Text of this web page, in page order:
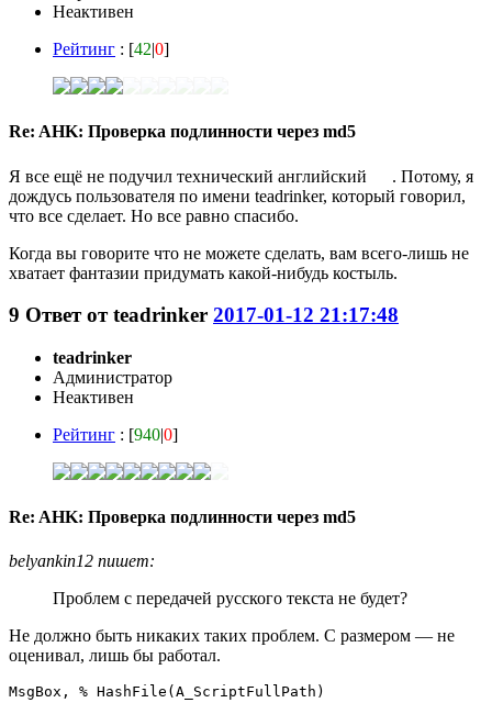
Неактивен
Рейтинг : [42|0]
Re: AHK: Проверка подлинности через md5
Я все ещё не подучил технический английский
. Потому, я
дождусь пользователя по имени teadrinker, который говорил,
что все сделает. Но все равно спасибо.
Когда вы говорите что не можете сделать, вам всего-лишь не
хватает фантазии придумать какой-нибудь костыль.
9 Ответ отteadrinker 2017-01-12 21:17:48
teadrinker
Администратор
Неактивен
Рейтинг : [940|0]
Re: AHK: Проверка подлинности через md5
belyankin12 пишет:
Проблем с передачей русского текста не будет?
Не должно быть никаких таких проблем. С размером — не
оценивал, лишь бы работал.
MsgBox, % HashFile(A_ScriptFullPath)